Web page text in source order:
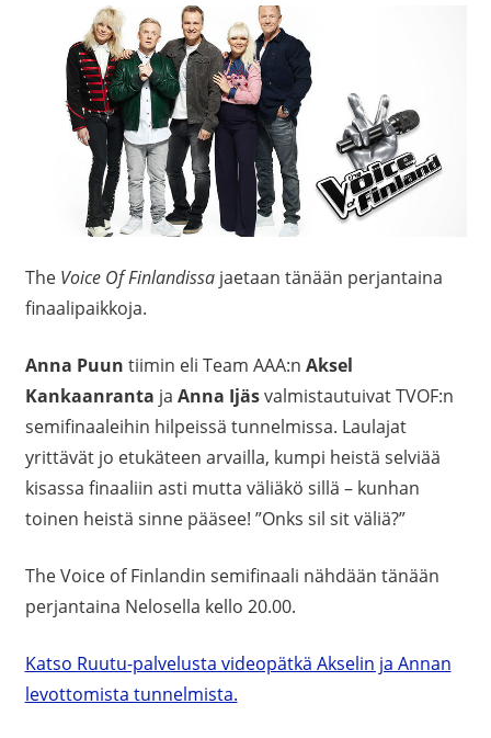
The Voice Of Finlandissajaetaan tänään perjantaina
finaalipaikkoja.
Anna Puun tiimin eli Team AAA:n Aksel
Kankaanranta ja Anna Ijäsvalmistautuivat TVOF:n
semifinaaleihin hilpeissä tunnelmissa. Laulajat
yrittävät jo etukäteen arvailla, kumpi heistä selviää
kisassa finaaliin asti mutta väliäkö sillä – kunhan
toinen heistä sinne pääsee! ”Onks sil sit väliä?”
The Voice of Finlandin semifinaali nähdään tänään
perjantaina Nelosella kello 20.00.
Katso Ruutu-palvelusta videopätkä Akselin ja Annan
levottomista tunnelmista.